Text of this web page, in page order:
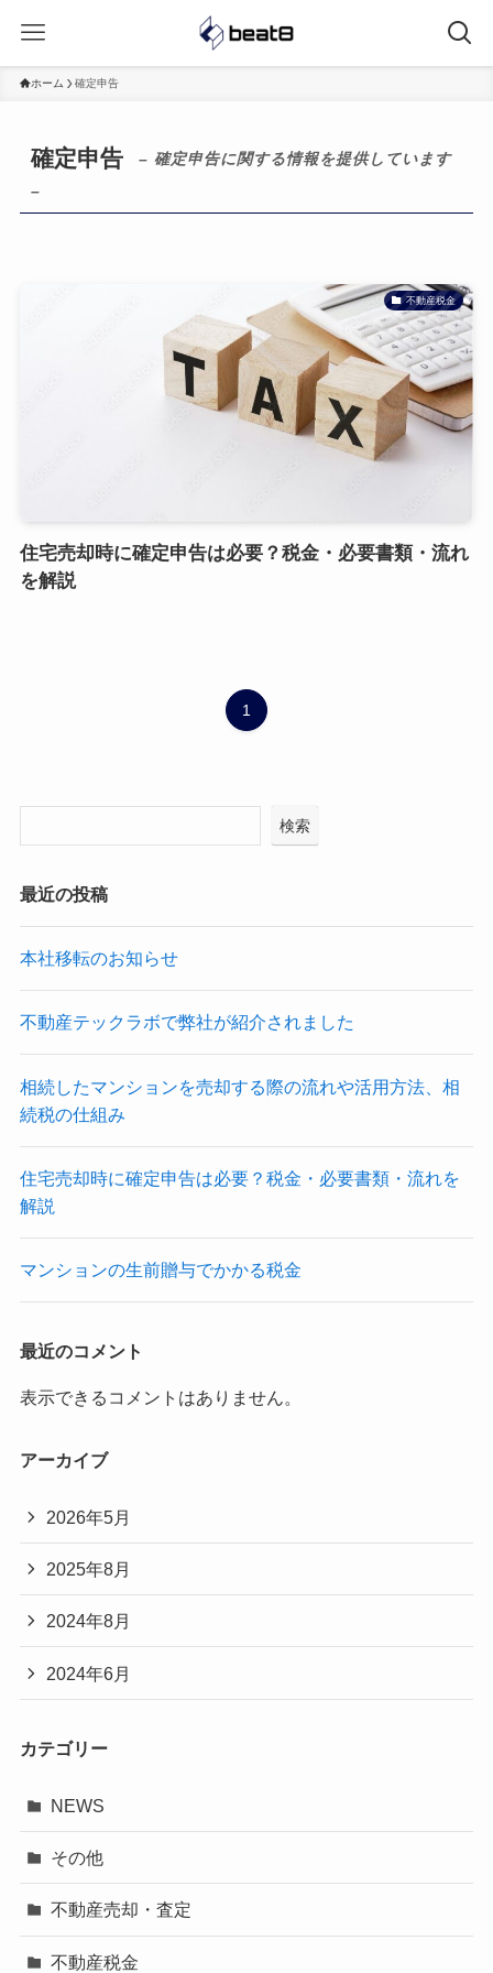
ホーム 確定申告
確定申告
– 確定申告に関する情報を提供しています
–
不動産税金
住宅売却時に確定申告は必要？税金・必要書類・流れ
を解説
1
検索
最近の投稿
本社移転のお知らせ
不動産テックラボで弊社が紹介されました
相続したマンションを売却する際の流れや活用方法、相
続税の仕組み
住宅売却時に確定申告は必要？税金・必要書類・流れを
解説
マンションの生前贈与でかかる税金
最近のコメント
表示できるコメントはありません。
アーカイブ
2026年5月
2025年8月
2024年8月
2024年6月
カテゴリー
NEWS
その他
不動産売却・査定
不動産税金